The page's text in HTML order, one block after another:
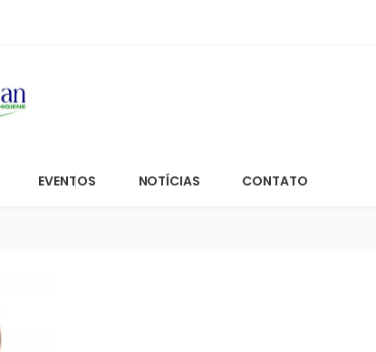
EVENTOS NOTÍCIAS CONTATO